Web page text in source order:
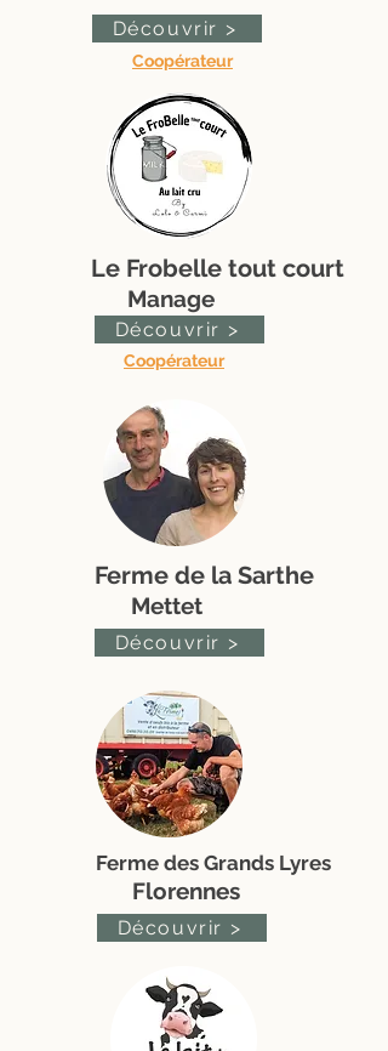
Découvrir >
Coopérateur
Le Frobelle tout court
Manage
Découvrir >
Coopérateur
Ferme de la Sarthe
Mettet
Découvrir >
Ferme des Grands Lyres
Florennes
Découvrir >